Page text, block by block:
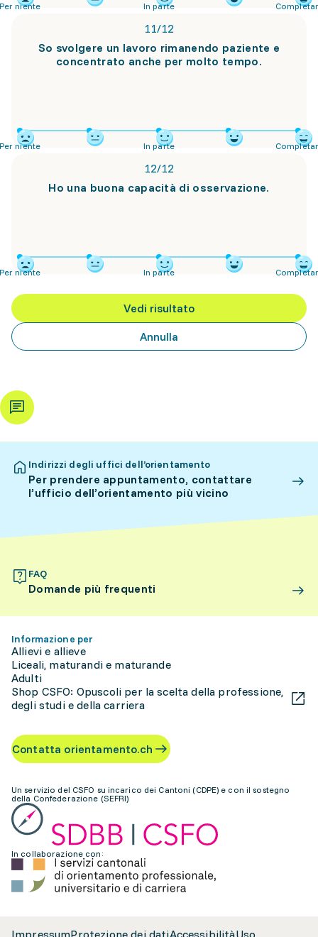
niente In parte
11/12
So svolgere un lavoro rimanendo paziente e
concentrato anche per molto tempo.
niente In parte
12/12
Ho una buona capacità di osservazione.
niente In parte
Vedi risultato
Annulla
Indirizzi degli uffici dell’orientamento
Per prendere appuntamento, contattare
l’ufficio dell’orientamento più vicino
FAQ
Domande più frequenti
Informazione per
Allievi e allieve
Liceali, maturandi e maturande
Adulti
Shop CSFO: Opuscoli per la scelta della professione,
degli studi e della carriera
Contatta orientamento.ch
Un servizio del CSFO su incarico dei Cantoni (CDPE) e con il sostegno
della Confederazione (SEFRI)
In collaborazione con:
ImpressumProtezione dei datiAccessibilitàUso